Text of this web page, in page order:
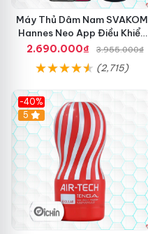
Máy Thủ Dâm Nam SVAKOM
Hannes Neo App Điều Khiển
Xa Cao Cấp
2.690.000₫ 3.955.000₫
(2,715)
-40%
Hot
5